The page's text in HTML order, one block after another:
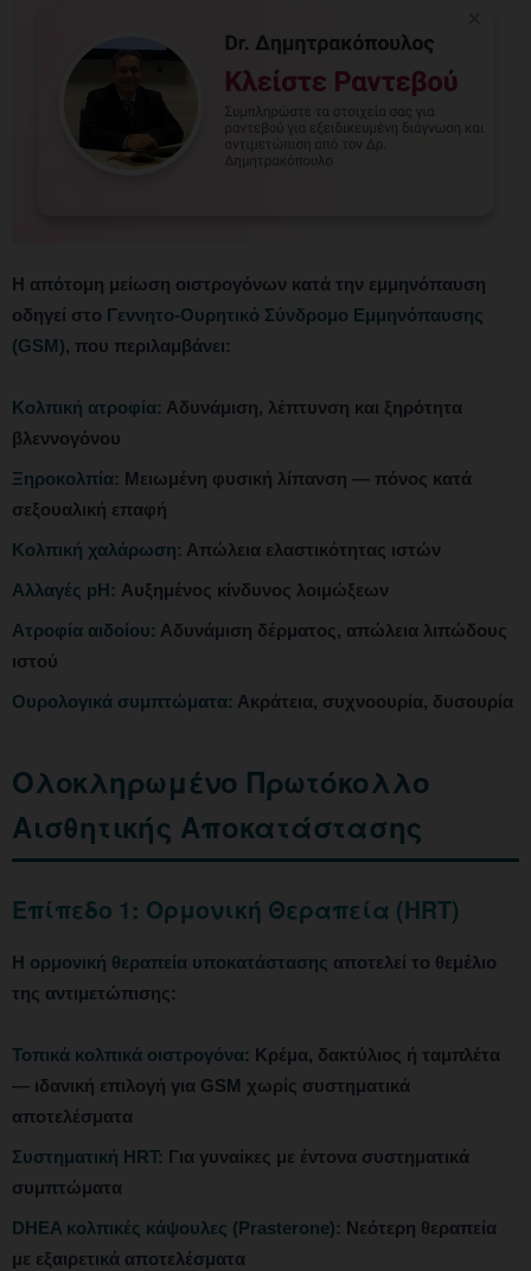
Η απότομη μείωση οιστρογόνων κατά την εμμηνόπαυση
οδηγεί στο Γεννητο-Ουρητικό Σύνδρομο Εμμηνόπαυσης
(GSM), που περιλαμβάνει:
Κολπική ατροφία: Αδυνάμιση, λέπτυνση και ξηρότητα
βλεννογόνου
Ξηροκολπία: Μειωμένη φυσική λίπανση — πόνος κατά
σεξουαλική επαφή
Κολπική χαλάρωση: Απώλεια ελαστικότητας ιστών
Αλλαγές pH: Αυξημένος κίνδυνος λοιμώξεων
Ατροφία αιδοίου: Αδυνάμιση δέρματος, απώλεια λιπώδους
ιστού
Ουρολογικά συμπτώματα: Ακράτεια, συχνοουρία, δυσουρία
Ολοκληρωμένο Πρωτόκολλο
Αισθητικής Αποκατάστασης
Επίπεδο 1: Ορμονική Θεραπεία (HRT)
Η ορμονική θεραπεία υποκατάστασης αποτελεί το θεμέλιο
της αντιμετώπισης:
Τοπικά κολπικά οιστρογόνα: Κρέμα, δακτύλιος ή ταμπλέτα
— ιδανική επιλογή για GSM χωρίς συστηματικά
αποτελέσματα
Συστηματική HRT: Για γυναίκες με έντονα συστηματικά
συμπτώματα
DHEA κολπικές κάψουλες (Prasterone): Νεότερη θεραπεία
με εξαιρετικά αποτελέσματα